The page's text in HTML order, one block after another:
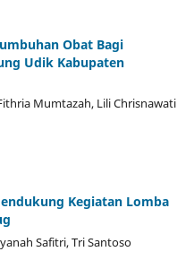
Obat Bagi
Udik Kabupaten
Mumtazah, Lili Chrisnawati
Kegiatan Lomba
Safitri, Tri Santoso